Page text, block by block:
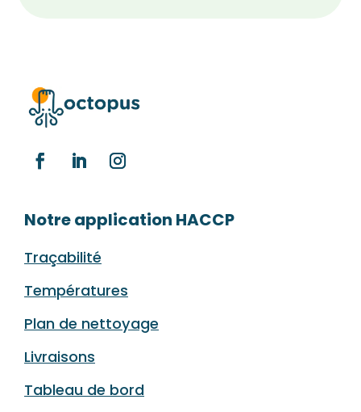
Notre application HACCP
Traçabilité
Températures
Plan de nettoyage
Livraisons
Tableau de bord